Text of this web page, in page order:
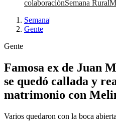
colaboraciónSemana Rural
Semana|
Gente
Gente
Famosa ex de Juan
se quedó callada y
matrimonio con
Varios quedaron con la boca